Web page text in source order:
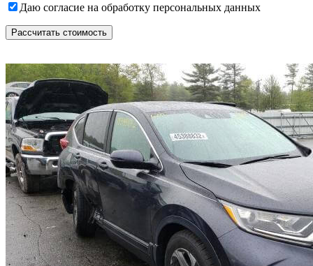
Даю согласие на обработку персональных данных